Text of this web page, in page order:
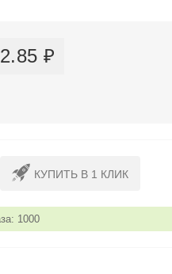
2.85 ₽
КУПИТЬ В 1 КЛИК
1000